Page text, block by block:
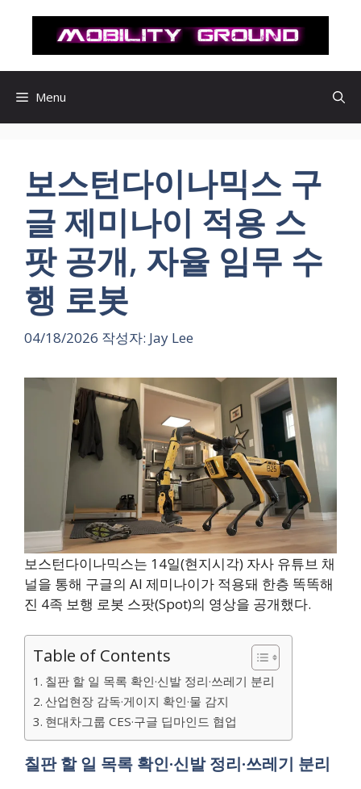
로
Menu
보스턴다이나믹스 구
글 제미나이 적용 스
팟 공개, 자율 임무 수
행 로봇
04/18/2026 작성자: Jay Lee
보스턴다이나믹스는 14일(현지시각) 자사 유튜브 채
널을 통해 구글의 AI 제미나이가 적용돼 한층 똑똑해
진 4족 보행 로봇 스팟(Spot)의 영상을 공개했다.
Table of Contents
칠판 할 일 목록 확인·신발 정리·쓰레기 분리
산업현장 감독·게이지 확인·물 감지
현대차그룹 CES·구글 딥마인드 협업
칠판 할 일 목록 확인·신발 정리·쓰레기 분리